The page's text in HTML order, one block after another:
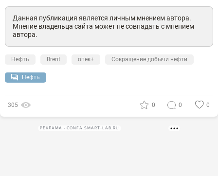
Данная публикация является личным мнением автора.
Мнение владельца сайта может не совпадать с мнением
автора.
Нефть Brent опек+ Сокращение добычи нефти
Нефть
305 0 0 0
РЕКЛАМА • CONFA.SMART-LAB.RU